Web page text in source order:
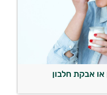
אבקת חלבון